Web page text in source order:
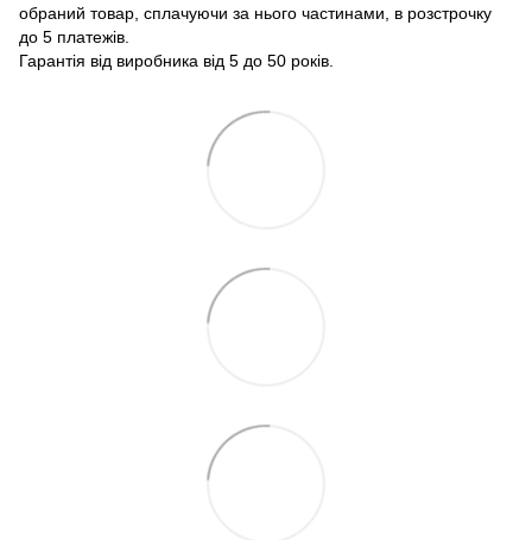
обраний товар, сплачуючи за нього частинами, в розстрочку
до 5 платежів.
Гарантія від виробника від 5 до 50 років.